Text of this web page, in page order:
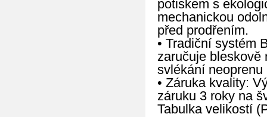
potiskem s
mechanickou
před prodřením.
• Tradiční systém
zaručuje bleskově
svlékání
• Záruka kvality:
záruku 3 roky na
Tabulka velikostí